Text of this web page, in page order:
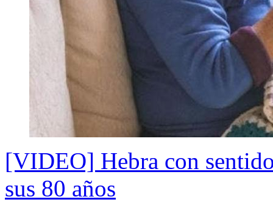
[VIDEO] Hebra con
sus 80 años